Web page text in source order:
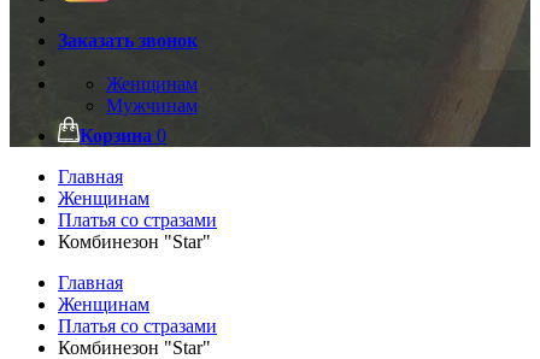
Заказать звонок
Женщинам
Мужчинам
Корзина 0
Главная
Женщинам
Платья со стразами
Комбинезон "Star"
Главная
Женщинам
Платья со стразами
Комбинезон "Star"